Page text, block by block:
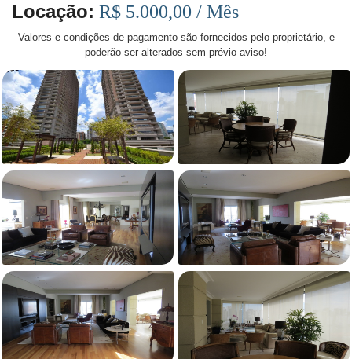
Locação: R$ 5.000,00 / Mês
Valores e condições de pagamento são fornecidos pelo proprietário, e
poderão ser alterados sem prévio aviso!